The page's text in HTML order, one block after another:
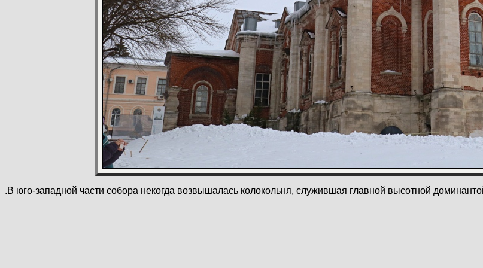
.В юго-западной части собора некогда возвышалась колокольня, служившая главной высотной